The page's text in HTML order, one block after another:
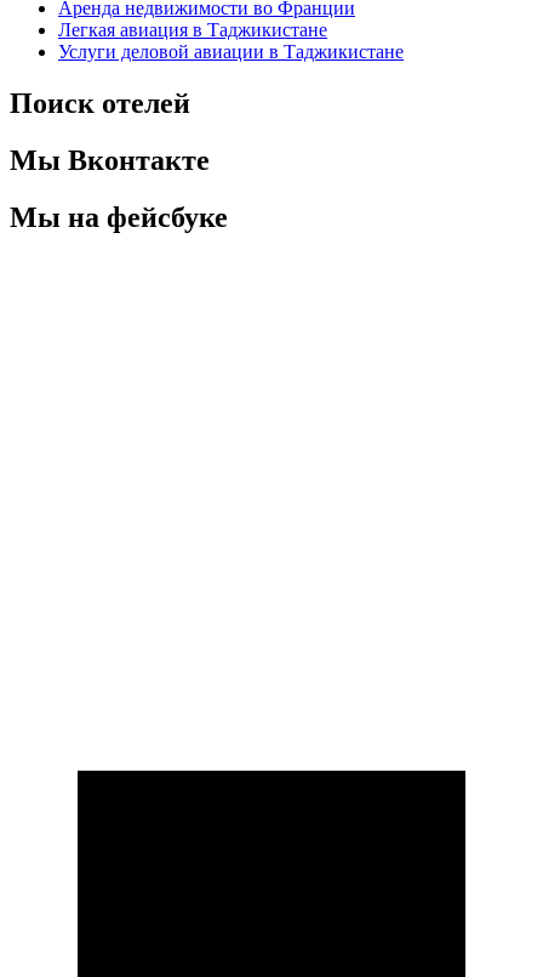
Аренда недвижимости во Франции
Легкая авиация в Таджикистане
Услуги деловой авиации в Таджикистане
Поиск отелей
Мы Вконтакте
Мы на фейсбуке